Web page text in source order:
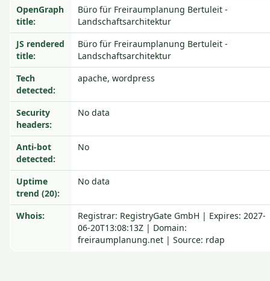
OpenGraph
title:
Büro für Freiraumplanung Bertuleit -
Landschaftsarchitektur
JS rendered
title:
Büro für Freiraumplanung Bertuleit -
Landschaftsarchitektur
Tech
detected:
apache, wordpress
Security
headers:
No data
Anti-bot
detected:
No
Uptime
trend (20):
No data
Whois:
Registrar: RegistryGate GmbH | Expires: 2027-
06-20T13:08:13Z | Domain:
freiraumplanung.net | Source: rdap